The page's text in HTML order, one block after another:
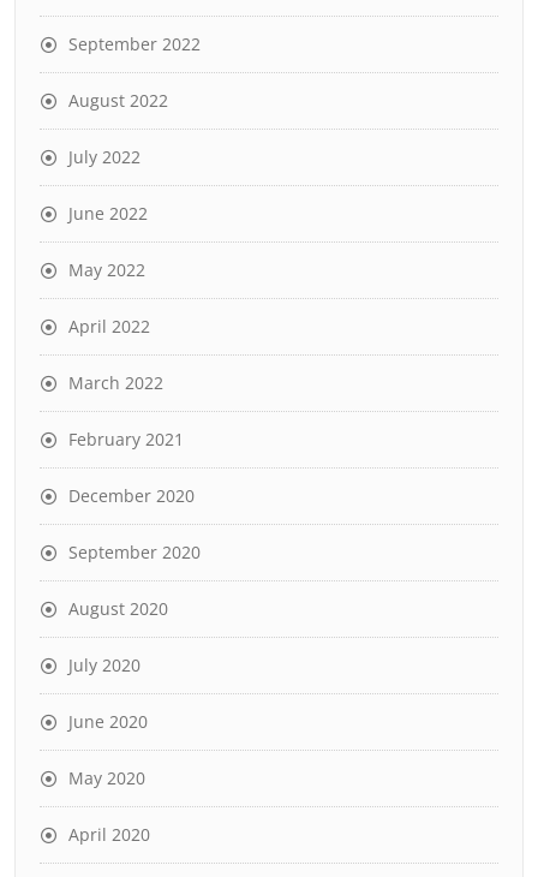
September 2022
August 2022
July 2022
June 2022
May 2022
April 2022
March 2022
February 2021
December 2020
September 2020
August 2020
July 2020
June 2020
May 2020
April 2020